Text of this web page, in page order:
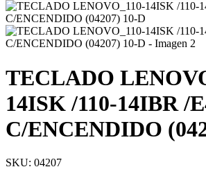
TECLADO
14ISK /110-14IBR /
C/ENCENDIDO
SKU: 04207